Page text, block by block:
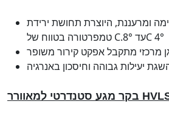
ומרעננת, היוצרת תחושת ירידת
טמפרטורה בטווח של C.8° עדC 4°
מרכזי מתקבל אפקט קירור משופר
יעילות גבוהה וחיסכון באנרגיה